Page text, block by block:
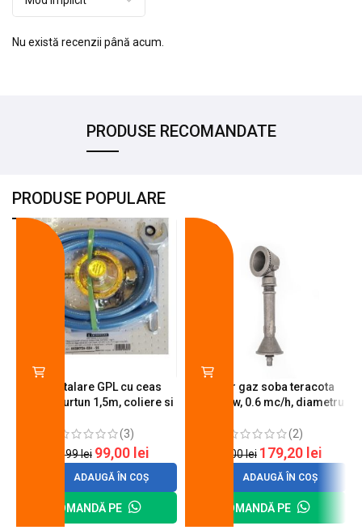
Nu există recenzii până acum.
PRODUSE RECOMANDATE
PRODUSE POPULARE
Kit instalare GPL cu ceas
butelie, furtun 1,5m, coliere si
(3)
120,99lei 99,00 lei
ADAUGĂ ÎN COȘ
COMANDĂ PE
Arzator gaz soba teracota
A600, 6 kw, 0.6 mc/h, diametru
(2)
200,00lei 179,20 lei
ADAUGĂ ÎN COȘ
COMANDĂ PE